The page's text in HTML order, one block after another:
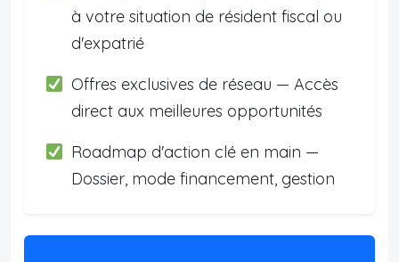
à votre situation de résident fiscal ou
d'expatrié
Offres exclusives de réseau — Accès
direct aux meilleures opportunités
Roadmap d'action clé en main —
Dossier, mode financement, gestion